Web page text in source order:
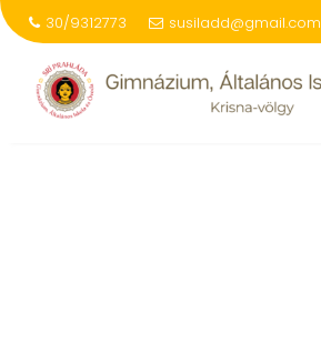
30/9312773 susiladd@gmail.com